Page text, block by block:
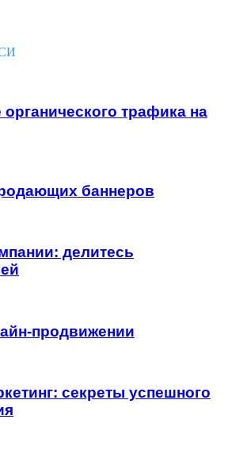
трафика на
баннеров
делитесь
продвижении
секреты успешного